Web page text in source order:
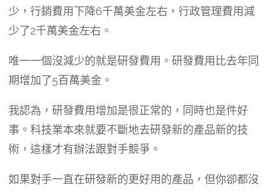
少，行銷費用下降6千萬美金左右，行政管理費用減
少了2千萬美金左右。
唯一一個沒減少的就是研發費用。研發費用比去年同
期增加了5百萬美金。
我認為，研發費用增加是很正常的，同時也是件好
事。科技業本來就要不斷地去研發新的產品新的技
術，這樣才有辦法跟對手競爭。
如果對手一直在研發新的更好用的產品，但你卻都沒